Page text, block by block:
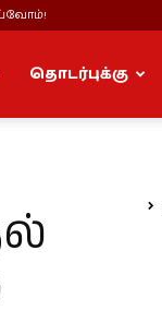
தொடர்புக்கு